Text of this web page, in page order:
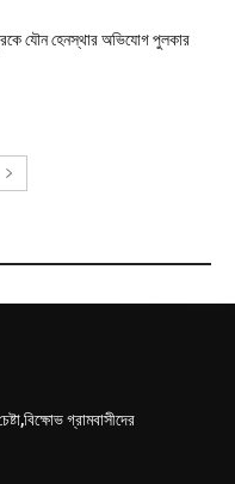
যৌন হেনস্থার অভিযোগ পুলকার
গ্রামবাসীদের